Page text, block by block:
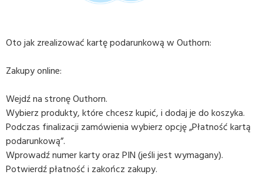
Oto jak zrealizować kartę podarunkową w Outhorn:
Zakupy online:
Wejdź na stronę Outhorn.
Wybierz produkty, które chcesz kupić, i dodaj je do koszyka.
Podczas finalizacji zamówienia wybierz opcję „Płatność kartą
podarunkową”.
Wprowadź numer karty oraz PIN (jeśli jest wymagany).
Potwierdź płatność i zakończ zakupy.